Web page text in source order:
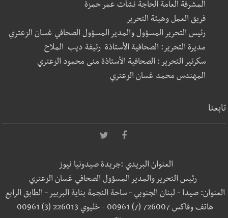
المشرفة العامة الحاجة نشأت عمر حمزة
فريق العمل وهيئة التحرير
رئيس التحرير المسؤول والمدير المسؤول الصحافي غسان الزعتري
مديرة التحرير: الصحافية الأستاذة رئيفة ديب الملاح
سكرتير التحرير : الصحافية الأستاذة منى محمود الزعتري
المهندس محمد غسان الزعتري
تابعنا
العنوان البريدي :جريدة صيدونيا نيوز
رئيس التحرير والمدير المسؤول الصحافي غسان الزعتري
العنوان: صيدا - لبنان الجنوبي - ساحة النجمة بناية البربير - الطابق الرابع
هاتف وفاكس 726007 (7) 00961 - خليوي 226013 (3) 00961